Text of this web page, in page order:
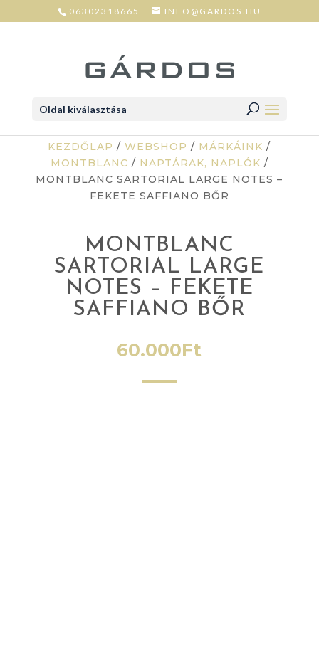
06302318665 INFO@GARDOS.HU
Oldal kiválasztása
KEZDŐLAP /WEBSHOP / MÁRKÁINK /
MONTBLANC / NAPTÁRAK, NAPLÓK /
MONTBLANC SARTORIAL LARGE NOTES –
FEKETE SAFFIANO BŐR
MONTBLANC
SARTORIAL LARGE
NOTES – FEKETE
SAFFIANO BŐR
60.000Ft